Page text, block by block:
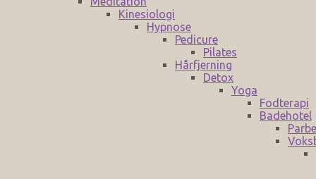
Kinesiologi
Hypnose
Pedicure
Pilates
Hårfjerning
Detox
Yoga
Fodterapi
Badehotel